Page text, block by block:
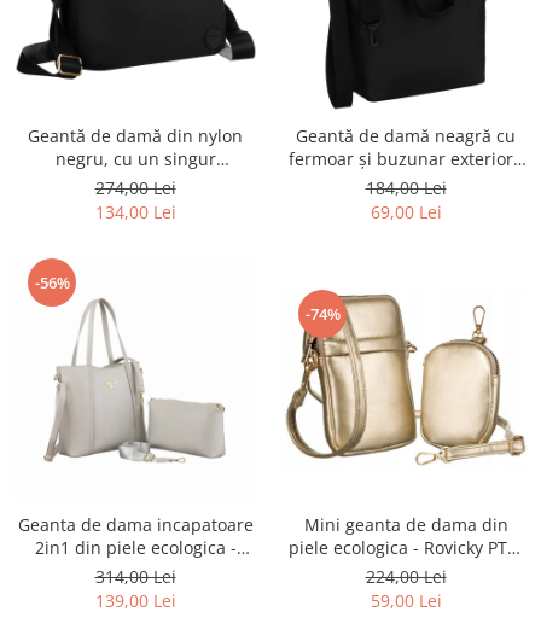
Geantă de damă din nylon
negru, cu un singur
compartiment, închidere cu
fermoar - Peterson PTR-PTN
274,00 Lei
134,00 Lei
Geantă de damă neagră cu
fermoar și buzunar exterior -
Peterson PTR-PTN TZ15605D-
0917 BL
184,00 Lei
69,00 Lei
-56%
Geanta de dama incapatoare
2in1 din piele ecologica -
Rovicky PTR-R-TOR-ALE-7-0950
GRA
314,00 Lei
139,00 Lei
-74%
Mini geanta de dama din
piele ecologica - Rovicky PTR-
R-KP-10-HRH-4232 GOL
224,00 Lei
59,00 Lei